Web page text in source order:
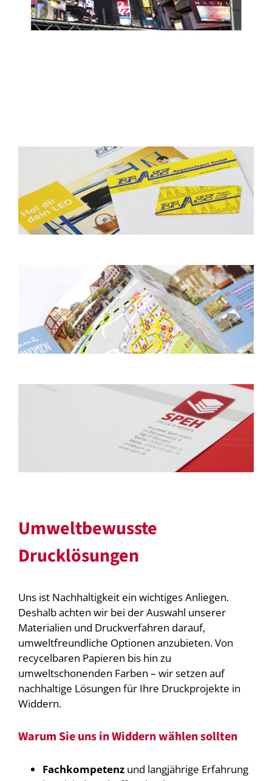
Umweltbewusste
Drucklösungen
Uns ist Nachhaltigkeit ein wichtiges Anliegen.
Deshalb achten wir bei der Auswahl unserer
Materialien und Druckverfahren darauf,
umweltfreundliche Optionen anzubieten. Von
recycelbaren Papieren bis hin zu
umweltschonenden Farben – wir setzen auf
nachhaltige Lösungen für Ihre Druckprojekte in
Widdern.
Warum Sie uns in Widdern wählen sollten
Fachkompetenzund langjährige Erfahrung